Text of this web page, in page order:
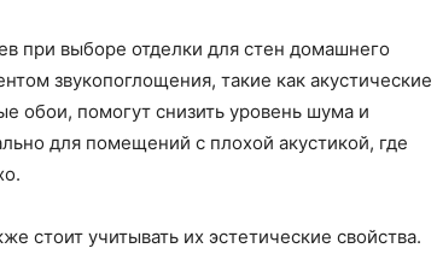
при выборе отделки для стен домашнего
звукопоглощения, такие как акустические
обои, помогут снизить уровень шума и
для помещений с плохой акустикой, где
стоит учитывать их эстетические свойства.